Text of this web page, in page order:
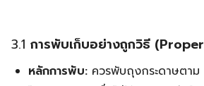
3.1 การพับเก็บอย่างถูกวิธี
หลักการพับ: ควรพับถุงกระดาษตาม